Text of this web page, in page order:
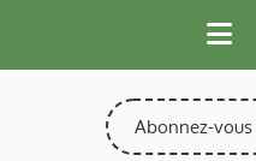
content
Abonnez-